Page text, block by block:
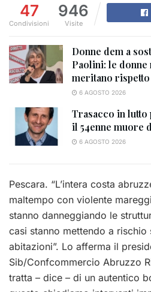
47
Condivisioni
946
Visite
Donne dem a
Paolini: le
meritano rispetto
6 AGOSTO 2026
Trasacco in lutto
il 54enne muore
6 AGOSTO 2026
Pescara. “L’intera costa
maltempo con violente
stanno danneggiando le
casi stanno mettendo a rischio
abitazioni”. Lo afferma il
Sib/Confcommercio Abruzzo
tratta – dice – di un autentico